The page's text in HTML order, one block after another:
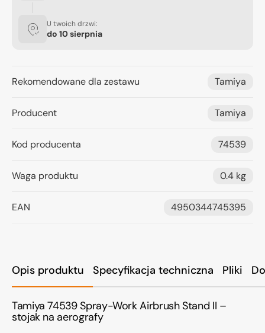
Opis produktu Specyfikacja techniczna Pliki
Tamiya 74539 Spray-Work Airbrush Stand II –
stojak na aerografy
U twoich drzwi:
do 10 sierpnia
Rekomendowane dla zestawu Tamiya
Producent Tamiya
Kod producenta 74539
Waga produktu 0.4 kg
EAN 4950344745395